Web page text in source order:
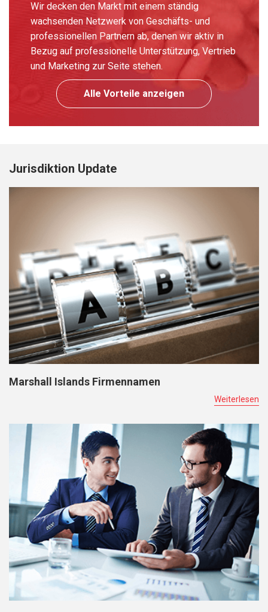
Wir decken den Markt mit einem ständig
wachsenden Netzwerk von Geschäfts- und
professionellen Partnern ab, denen wir aktiv in
Bezug auf professionelle Unterstützung, Vertrieb
und Marketing zur Seite stehen.
Alle Vorteile anzeigen
Jurisdiktion Update
Marshall Islands Firmennamen
Weiterlesen